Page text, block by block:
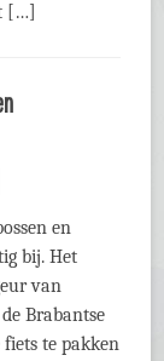
[…]
en
bij. Het
van
Brabantse
te pakken